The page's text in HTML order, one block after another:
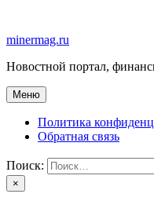
содержимому
minermag.ru
Новостной портал,
Меню
Политика
Обратная связь
Поиск:
×